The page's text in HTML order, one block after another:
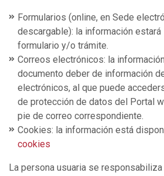
Formularios (online, en Sede
descargable): la información
formulario y/o trámite.
Correos electrónicos: la
documento deber de información
electrónicos, al que puede
de protección de datos del Portal
pie de correo correspondiente.
Cookies: la información está
cookies
La persona usuaria se